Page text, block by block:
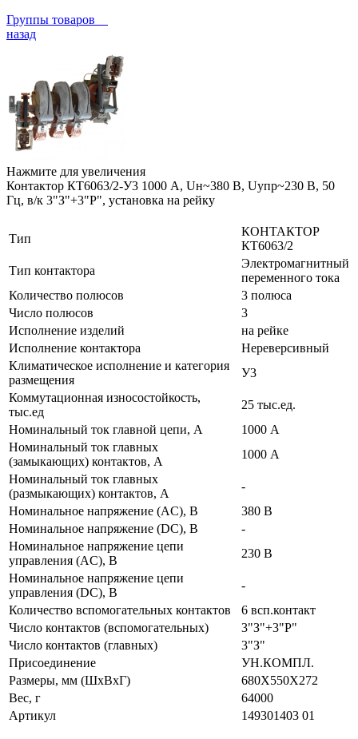
Группы товаров
назад
Нажмите для увеличения
Контактор КТ6063/2-У3 1000 А, Uн~380 В, Uупр~230 В, 50
Гц, в/к 3"З"+3"Р", установка на рейку
Тип
КОНТАКТОР
КТ6063/2
Тип контактора
Электромагнитный
переменного тока
Количество полюсов
3 полюса
Число полюсов
3
Исполнение изделий
на рейке
Исполнение контактора
Нереверсивный
Климатическое исполнение и категория
размещения
У3
Коммутационная износостойкость,
тыс.ед
25 тыс.ед.
Номинальный ток главной цепи, А
1000 А
Номинальный ток главных
(замыкающих) контактов, А
1000 А
Номинальный ток главных
(размыкающих) контактов, А
-
Номинальное напряжение (AC), В
380 В
Номинальное напряжение (DC), В
-
Номинальное напряжение цепи
управления (AC), В
230 В
Номинальное напряжение цепи
управления (DC), В
-
Количество вспомогательных контактов
6 всп.контакт
Число контактов (вспомогательных)
3"З"+3"Р"
Число контактов (главных)
3"З"
Присоединение
УН.КОМПЛ.
Размеры, мм (ШхВхГ)
680Х550Х272
Вес, г
64000
Артикул
149301403 01